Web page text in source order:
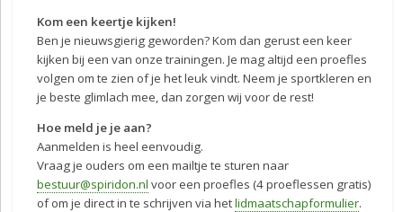
Kom een keertje kijken!
Ben je nieuwsgierig geworden? Kom dan gerust een keer
kijken bij een van onze trainingen. Je mag altijd een proefles
volgen om te zien of je het leuk vindt. Neem je sportkleren en
je beste glimlach mee, dan zorgen wij voor de rest!
Hoe meld je je aan?
Aanmelden is heel eenvoudig.
Vraag je ouders om een mailtje te sturen naar
bestuur@spiridon.nl voor een proefles (4 proeflessen gratis)
of om je direct in te schrijven via hetlidmaatschapformulier.